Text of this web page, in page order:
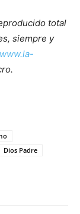
total
siempre y
www.la-
Dios Padre